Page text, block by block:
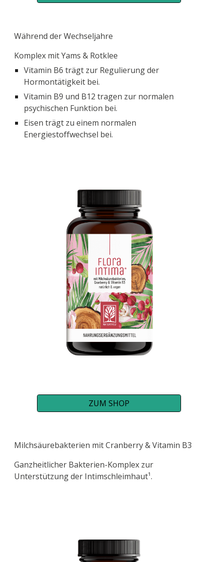
Während derWechseljahre
Komplex mit Yams & Rotklee
Vitamin B6 trägt zur Regulierung der
Hormontätigkeit bei.
Vitamin B9 und B12 tragen zur normalen
psychischen Funktion bei.
Eisen trägt zu einem normalen
Energiestoffwechsel bei.
ZUM SHOP
Milchsäurebakterien mit Cranberry & Vitamin B3
Ganzheitlicher Bakterien-Komplex zur
Unterstützung der Intimschleimhaut¹.